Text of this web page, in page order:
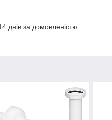
днів за домовленістю